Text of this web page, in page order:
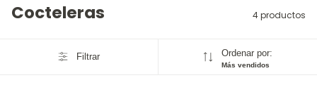
Cocteleras 4 productos
Filtrar Ordenar por:
Más vendidos